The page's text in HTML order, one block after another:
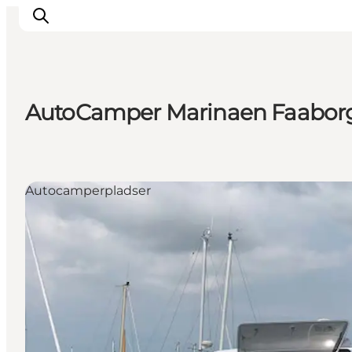
Oplevelser
Øhop
Outdoor
Det sker
AutoCamper Marinaen
Autocamperpladser